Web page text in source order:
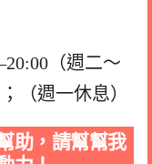
（週二～
（週一休息）
助，請幫幫我